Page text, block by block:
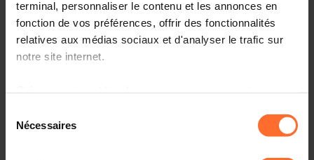
terminal, personnaliser le contenu et les annonces en
fonction de vos préférences, offrir des fonctionnalités
relatives aux médias sociaux et d'analyser le trafic sur
notre site internet.
à l’exception des cookies strictement nécessaires au
fonctionnement du site. Une description des différents
cookies est accessible sous l’onglet « Détails » ci-
Nécessaires
25.03.2024 - RTL.lu
Chambre de Commerce begréisst Mesurë vu
Regierung
25.03.2024 - RTL.lu